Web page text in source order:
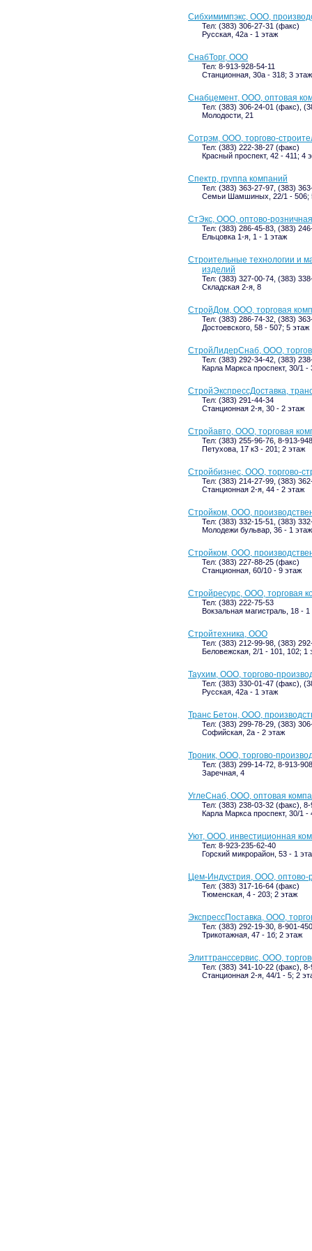
Сибхимимпэкс, ООО,
Тел: (383) 306-27-31 (факс)
Русская, 42а - 1 этаж
СнабТорг, ООО
Тел: 8-913-928-54-11
Станционная, 30а - 318; 3 этаж
Снабцемент, ООО, оптовая
Тел: (383) 306-24-01 (факс),
Молодости, 21
Сотрэм, ООО, торгово-
Тел: (383) 222-38-27 (факс)
Красный проспект, 42 - 411; 4
Спектр, группа компаний
Тел: (383) 363-27-97, (383)
Семьи Шамшиных, 22/1 - 506;
СтЭкс, ООО, оптово-
Тел: (383) 286-45-83, (383)
Ельцовка 1-я, 1 - 1 этаж
Строительные технологии и
изделий
Тел: (383) 327-00-74, (383)
Складская 2-я, 8
СтройДом, ООО, торговая
Тел: (383) 286-74-32, (383)
Достоевского, 58 - 507; 5 этаж
СтройЛидерСнаб, ООО,
Тел: (383) 292-34-42, (383)
Карла Маркса проспект, 30/1 -
СтройЭкспрессДоставка,
Тел: (383) 291-44-34
Станционная 2-я, 30 - 2 этаж
Стройавто, ООО, торговая
Тел: (383) 255-96-76, 8-913-
Петухова, 17 к3 - 201; 2 этаж
Стройбизнес, ООО, торгово-
Тел: (383) 214-27-99, (383)
Станционная 2-я, 44 - 2 этаж
Стройком, ООО,
Тел: (383) 332-15-51, (383)
Молодежи бульвар, 36 - 1 этаж
Стройком, ООО,
Тел: (383) 227-88-25 (факс)
Станционная, 60/10 - 9 этаж
Стройресурс, ООО, торговая
Тел: (383) 222-75-53
Вокзальная магистраль, 18 - 1
Стройтехника, ООО
Тел: (383) 212-99-98, (383)
Беловежская, 2/1 - 101, 102; 1
Таухим, ООО, торгово-
Тел: (383) 330-01-47 (факс),
Русская, 42а - 1 этаж
Транс Бетон, ООО,
Тел: (383) 299-78-29, (383)
Софийская, 2а - 2 этаж
Троник, ООО, торгово-
Тел: (383) 299-14-72, 8-913-
Заречная, 4
УглеСнаб, ООО, оптовая
Тел: (383) 238-03-32 (факс),
Карла Маркса проспект, 30/1 -
Уют, ООО, инвестиционная
Тел: 8-923-235-62-40
Горский микрорайон, 53 - 1
Цем-Индустрия, ООО, оптово-
Тел: (383) 317-16-64 (факс)
Тюменская, 4 - 203; 2 этаж
ЭкспрессПоставка, ООО,
Тел: (383) 292-19-30, 8-901-
Трикотажная, 47 - 1б; 2 этаж
Элиттранссервис, ООО,
Тел: (383) 341-10-22 (факс),
Станционная 2-я, 44/1 - 5; 2